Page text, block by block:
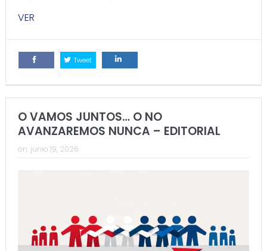
VER
Tweet
O VAMOS JUNTOS… O NO
AVANZAREMOS NUNCA – EDITORIAL
on: junio 19, 2026